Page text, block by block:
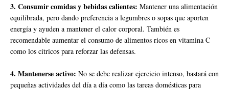
3. Consumir comidas y bebidas calientes: Mantener una alimentación
equilibrada, pero dando preferencia a legumbres o sopas que aporten
energía y ayuden a mantener el calor corporal. También es
recomendable aumentar el consumo de alimentos ricos en vitamina C
como los cítricos para reforzar las defensas.
4. Mantenerse activo: No se debe realizar ejercicio intenso, bastará con
pequeñas actividades del día a día como las tareas domésticas para